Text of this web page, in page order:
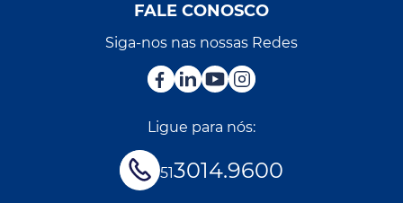
FALE CONOSCO
Siga-nos nas nossas Redes
Ligue para nós:
513014.9600